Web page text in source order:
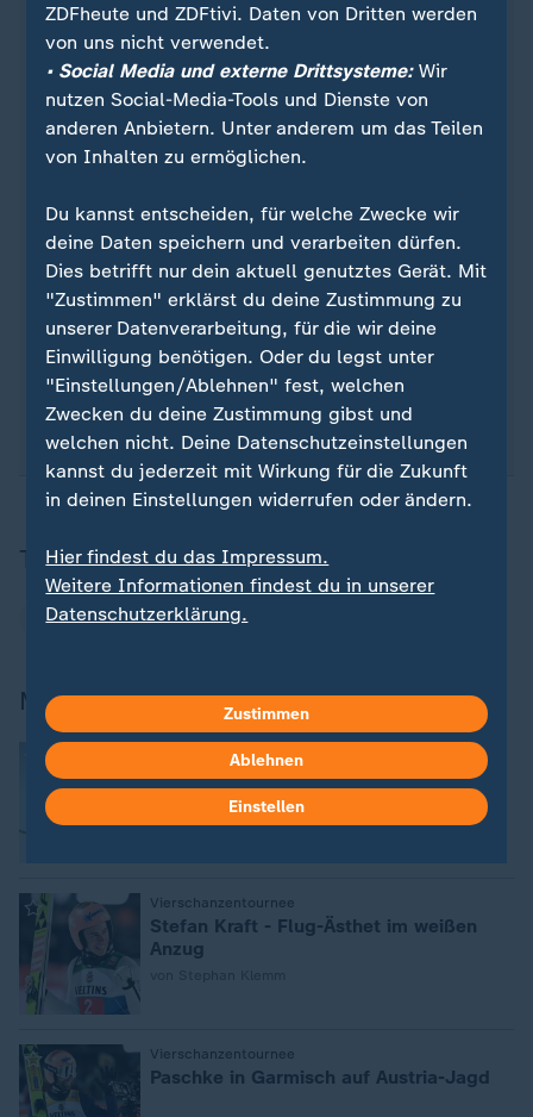
Quelle: Reuters
Sie wollen über Sport stets auf dem Laufenden
bleiben? Dann ist unser sportstudio-WhatsApp-
Channel genau das Richtige für Sie. Egal ob
morgens zum Kaffee, mittags zum Lunch oder zum
Feierabend - erhalten Siedie wichtigsten News
direkt auf Ihr Smartphone. Melden Sie sich hier
ganz einfach für unseren WhatsApp-Channel an:
sportstudio-WhatsApp-Channel.
Thema
Wintersport
Mehr zur Vierschanzentournee
Geiger Siebter, Paschke Neunter
Hörl gewinnt Quali zum
Neujahrsspringen
Vierschanzentournee
Stefan Kraft - Flug-Ästhet im weißen
Anzug
Vierschanzentournee
:
Paschke in Garmisch auf Austria-Jagd
ZDFheute und ZDFtivi. Daten von Dritten werden
von uns nicht verwendet.
• Social Media und externe Drittsysteme:Wir
nutzen Social-Media-Tools und Dienste von
anderen Anbietern. Unter anderem um das Teilen
von Inhalten zu ermöglichen.
Du kannst entscheiden, für welche Zwecke wir
deine Daten speichern und verarbeiten dürfen.
Dies betrifft nur dein aktuell genutztes Gerät. Mit
"Zustimmen" erklärst du deine Zustimmung zu
unserer Datenverarbeitung, für die wir deine
Einwilligung benötigen. Oder du legst unter
"Einstellungen/Ablehnen" fest, welchen
Zwecken du deine Zustimmung gibst und
welchen nicht. Deine Datenschutzeinstellungen
kannst du jederzeit mit Wirkung für die Zukunft
in deinen Einstellungen widerrufen oder ändern.
Hier findest du das Impressum.
Weitere Informationen findest du in unserer
Datenschutzerklärung.
Zustimmen
Ablehnen
Einstellen